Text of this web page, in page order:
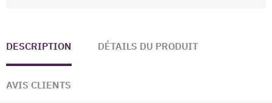
DESCRIPTION DÉTAILS DU PRODUIT
AVIS CLIENTS